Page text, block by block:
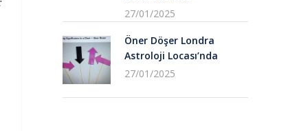
27/01/2025
Öner Döşer Londra
Astroloji Locası’nda
27/01/2025